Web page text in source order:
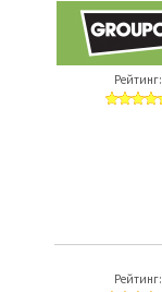
Рейтинг:
Рейтинг: